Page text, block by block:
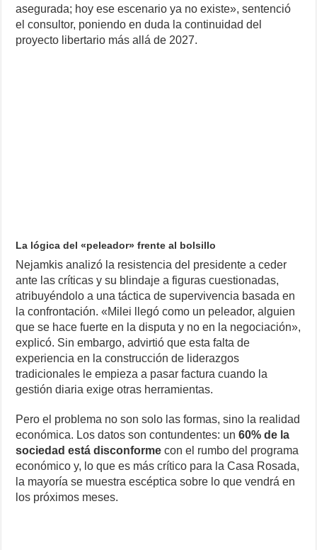
asegurada; hoy ese escenario ya no existe», sentenció
el consultor, poniendo en duda la continuidad del
proyecto libertario más allá de 2027.
La lógica del «peleador» frente al bolsillo
Nejamkis analizó la resistencia del presidente a ceder
ante las críticas y su blindaje a figuras cuestionadas,
atribuyéndolo a una táctica de supervivencia basada en
la confrontación. «Milei llegó como un peleador, alguien
que se hace fuerte en la disputa y no en la negociación»,
explicó. Sin embargo, advirtió que esta falta de
experiencia en la construcción de liderazgos
tradicionales le empieza a pasar factura cuando la
gestión diaria exige otras herramientas.
Pero el problema no son solo las formas, sino la realidad
económica. Los datos son contundentes: un60% de la
sociedad está disconforme con el rumbo del programa
económico y, lo que es más crítico para la Casa Rosada,
la mayoría se muestra escéptica sobre lo que vendrá en
los próximos meses.